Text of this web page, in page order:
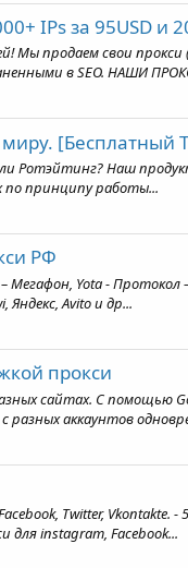
IPs за 95USD и
Мы продаем свои
в SEO. НАШИ
[Бесплатный
Ротэйтинг? Наш
по принципу работы...
РФ
Yota - Протокол
Avito и др...
прокси
сайтах. С помощью
разных аккаунтов
Twitter, Vkontakte. -
для instagram, Facebook...